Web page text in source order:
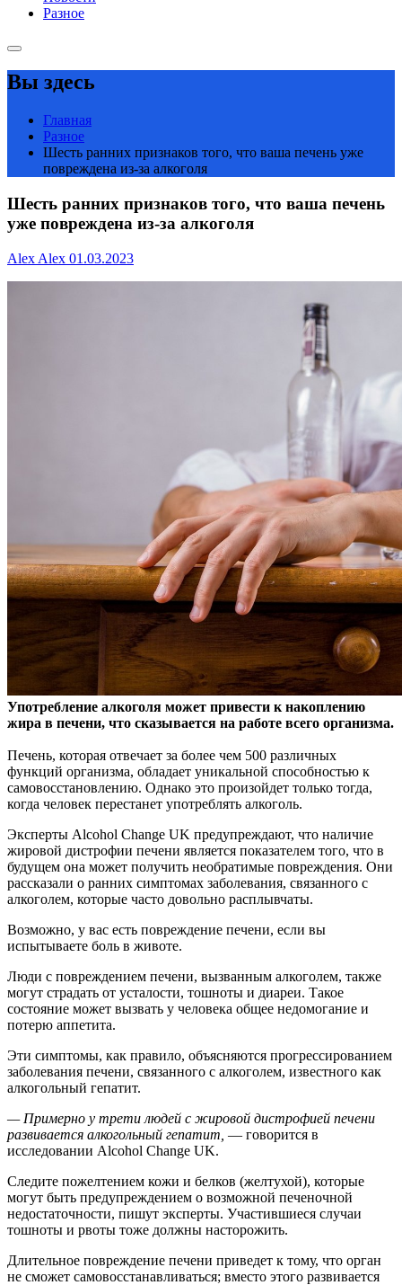
Разное
Вы здесь
Главная
Разное
Шесть ранних признаков того, что ваша печень уже
повреждена из-за алкоголя
Шесть ранних признаков того, что ваша печень
уже повреждена из-за алкоголя
Alex Alex 01.03.2023
Употребление алкоголя может привести к накоплению
жира в печени, что сказывается на работе всего организма.
Печень, которая отвечает за более чем 500 различных
функций организма, обладает уникальной способностью к
самовосстановлению. Однако это произойдет только тогда,
когда человек перестанет употреблять алкоголь.
Эксперты Alcohol Change UK предупреждают, что наличие
жировой дистрофии печени является показателем того, что в
будущем она может получить необратимые повреждения. Они
рассказали о ранних симптомах заболевания, связанного с
алкоголем, которые часто довольно расплывчаты.
Возможно, у вас есть повреждение печени, если вы
испытываете боль в животе.
Люди с повреждением печени, вызванным алкоголем, также
могут страдать от усталости, тошноты и диареи. Такое
состояние может вызвать у человека общее недомогание и
потерю аппетита.
Эти симптомы, как правило, объясняются прогрессированием
заболевания печени, связанного с алкоголем, известного как
алкогольный гепатит.
— Примерно у трети людей с жировой дистрофией печени
развивается алкогольный гепатит, — говорится в
исследовании Alcohol Change UK.
Следите пожелтением кожи и белков (желтухой), которые
могут быть предупреждением о возможной печеночной
недостаточности, пишут эксперты. Участившиеся случаи
тошноты и рвоты тоже должны насторожить.
Длительное повреждение печени приведет к тому, что орган
не сможет самовосстанавливаться; вместо этого развивается